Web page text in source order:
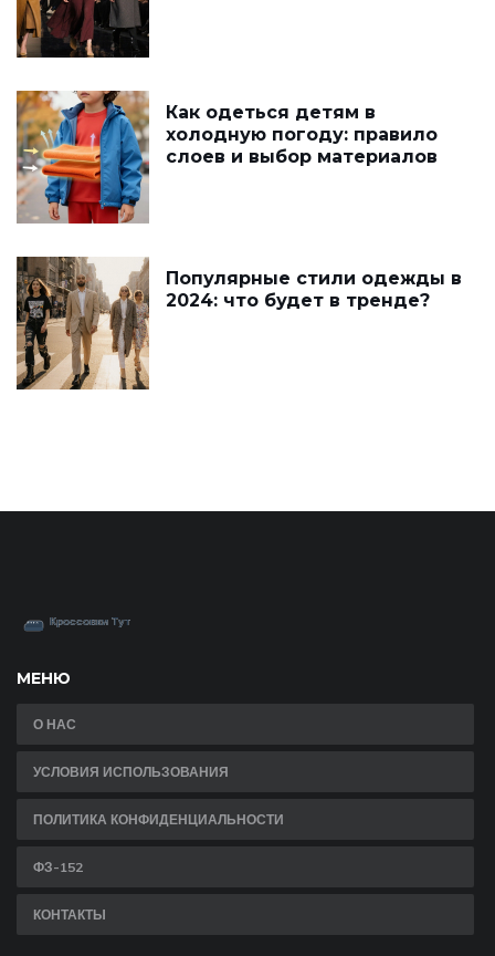
Как одеться детям в
холодную погоду: правило
слоев и выбор материалов
Популярные стили одежды в
2024: что будет в тренде?
МЕНЮ
О НАС
УСЛОВИЯ ИСПОЛЬЗОВАНИЯ
ПОЛИТИКА КОНФИДЕНЦИАЛЬНОСТИ
ФЗ-152
КОНТАКТЫ